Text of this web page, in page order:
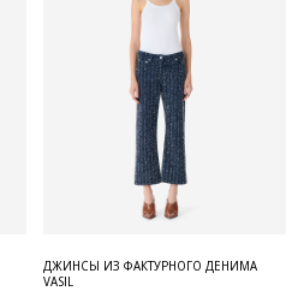
ДЖИНСЫ ИЗ ФАКТУРНОГО ДЕНИМА
VASIL